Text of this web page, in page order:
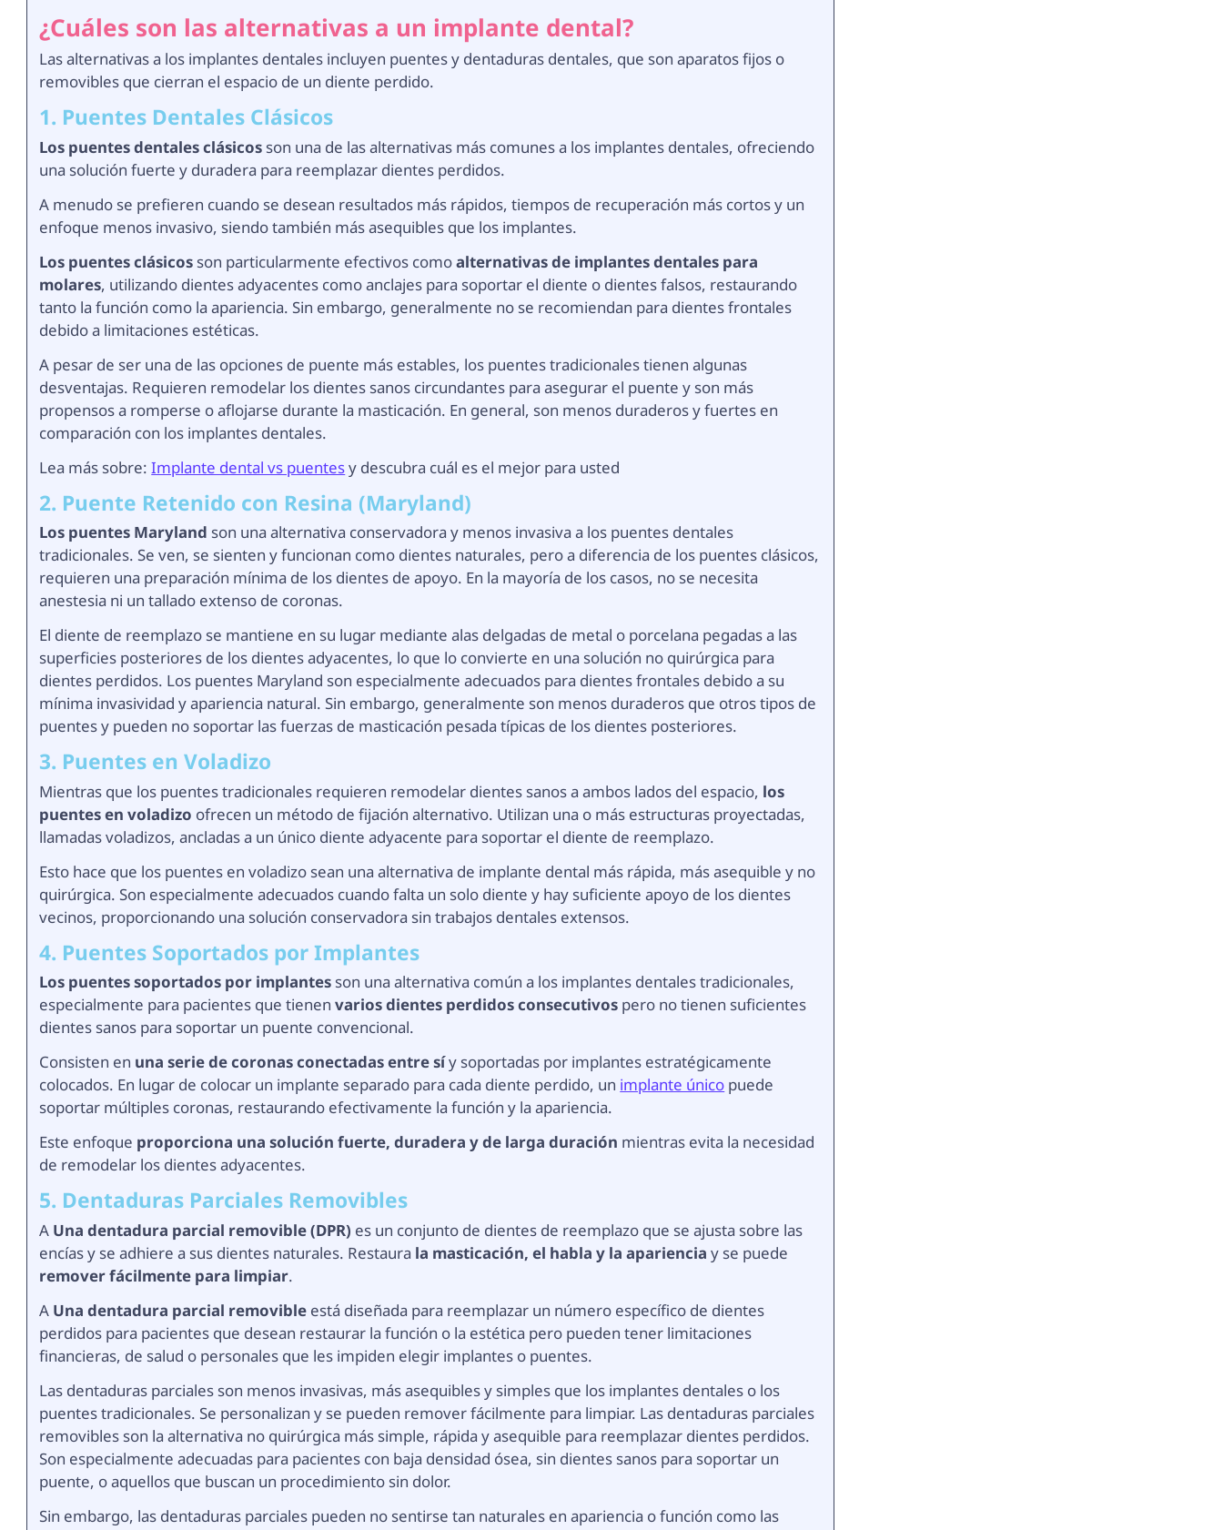
¿Cuáles son las alternativas a un implante dental?
Las alternativas a los implantes dentales incluyen puentes y dentaduras dentales, que son aparatos fijos o
removibles que cierran el espacio de un diente perdido.
1. Puentes Dentales Clásicos
Los puentes dentales clásicos son una de las alternativas más comunes a los implantes dentales, ofreciendo
una solución fuerte y duradera para reemplazar dientes perdidos.
A menudo se prefieren cuando se desean resultados más rápidos, tiempos de recuperación más cortos y un
enfoque menos invasivo, siendo también más asequibles que los implantes.
Los puentes clásicos son particularmente efectivos comoalternativas de implantes dentales para
molares, utilizando dientes adyacentes como anclajes para soportar el diente o dientes falsos, restaurando
tanto la función como la apariencia. Sin embargo, generalmente no se recomiendan para dientes frontales
debido a limitaciones estéticas.
A pesar de ser una de las opciones de puente más estables, los puentes tradicionales tienen algunas
desventajas. Requieren remodelar los dientes sanos circundantes para asegurar el puente y son más
propensos a romperse o aflojarse durante la masticación. En general, son menos duraderos y fuertes en
comparación con los implantes dentales.
Lea más sobre:Implante dental vs puentesy descubra cuál es el mejor para usted
2. Puente Retenido con Resina (Maryland)
Los puentes Maryland son una alternativa conservadora y menos invasiva a los puentes dentales
tradicionales. Se ven, se sienten y funcionan como dientes naturales, pero a diferencia de los puentes clásicos,
requieren una preparación mínima de los dientes de apoyo. En la mayoría de los casos, no se necesita
anestesia ni un tallado extenso de coronas.
El diente de reemplazo se mantiene en su lugar mediante alas delgadas de metal o porcelana pegadas a las
superficies posteriores de los dientes adyacentes, lo que lo convierte en una solución no quirúrgica para
dientes perdidos. Los puentes Maryland son especialmente adecuados para dientes frontales debido a su
mínima invasividad y apariencia natural. Sin embargo, generalmente son menos duraderos que otros tipos de
puentes y pueden no soportar las fuerzas de masticación pesada típicas de los dientes posteriores.
3. Puentes en Voladizo
Mientras que los puentes tradicionales requieren remodelar dientes sanos a ambos lados del espacio, los
puentes en voladizo ofrecen un método de fijación alternativo. Utilizan una o más estructuras proyectadas,
llamadas voladizos, ancladas a un único diente adyacente para soportar el diente de reemplazo.
Esto hace que los puentes en voladizo sean una alternativa de implante dental más rápida, más asequible y no
quirúrgica. Son especialmente adecuados cuando falta un solo diente y hay suficiente apoyo de los dientes
vecinos, proporcionando una solución conservadora sin trabajos dentales extensos.
4. Puentes Soportados por Implantes
Los puentes soportados por implantes son una alternativa común a los implantes dentales tradicionales,
especialmente para pacientes que tienenvarios dientes perdidos consecutivos pero no tienen suficientes
dientes sanos para soportar un puente convencional.
Consisten en una serie de coronas conectadas entre síy soportadas por implantes estratégicamente
colocados. En lugar de colocar un implante separado para cada diente perdido, un implante único puede
soportar múltiples coronas, restaurando efectivamente la función y la apariencia.
Este enfoque proporciona una solución fuerte, duradera y de larga duración mientras evita la necesidad
de remodelar los dientes adyacentes.
5. Dentaduras Parciales Removibles
A Una dentadura parcial removible (DPR) es un conjunto de dientes de reemplazo que se ajusta sobre las
encías y se adhiere a sus dientes naturales. Restaura la masticación, el habla y la apariencia y se puede
remover fácilmente para limpiar.
A Una dentadura parcial removible está diseñada para reemplazar un número específico de dientes
perdidos para pacientes que desean restaurar la función o la estética pero pueden tener limitaciones
financieras, de salud o personales que les impiden elegir implantes o puentes.
Las dentaduras parciales son menos invasivas, más asequibles y simples que los implantes dentales o los
puentes tradicionales. Se personalizan y se pueden remover fácilmente para limpiar. Las dentaduras parciales
removibles son la alternativa no quirúrgica más simple, rápida y asequible para reemplazar dientes perdidos.
Son especialmente adecuadas para pacientes con baja densidad ósea, sin dientes sanos para soportar un
puente, o aquellos que buscan un procedimiento sin dolor.
Sin embargo, las dentaduras parciales pueden no sentirse tan naturales en apariencia o función como las